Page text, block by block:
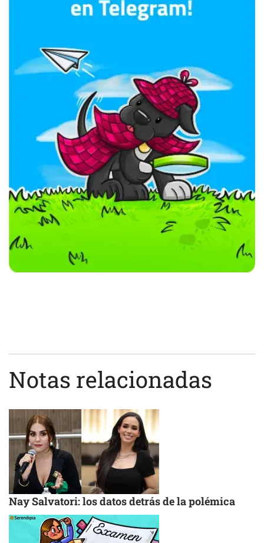
Notas relacionadas
Nay Salvatori: los datos detrás de la polémica